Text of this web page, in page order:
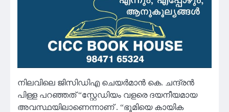
നിലവിലെ ജിസിഡിഎ ചെയർമാൻ കെ. ചന്ദ്രൻ
പിള്ള പറഞ്ഞത് “സ്റ്റേഡിയം വളരെ ദയനീയമായ
അവസ്ഥയിലാണെന്നാണ് . “ഭൂമിയെ കായിക